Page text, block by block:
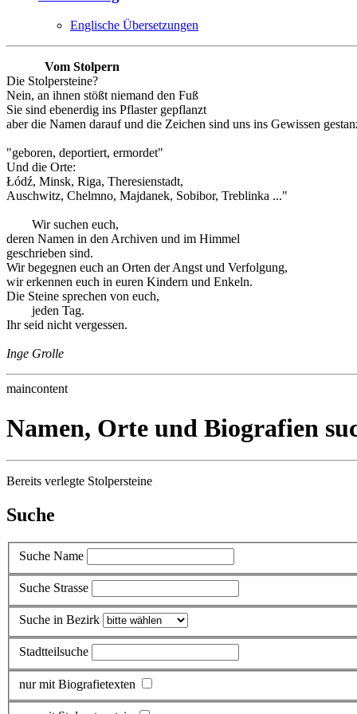
Englische Übersetzungen
Vom Stolpern
Die Stolpersteine?
Nein, an ihnen stößt niemand den Fuß
Sie sind ebenerdig ins Pflaster gepflanzt
aber die Namen darauf und die Zeichen sind uns ins Gewissen
"geboren, deportiert, ermordet"
Und die Orte:
Łódź, Minsk, Riga, Theresienstadt,
Auschwitz, Chelmno, Majdanek, Sobibor, Treblinka ..."
Wir suchen euch,
deren Namen in den Archiven und im Himmel
geschrieben sind.
Wir begegnen euch an Orten der Angst und Verfolgung,
wir erkennen euch in euren Kindern und Enkeln.
Die Steine sprechen von euch,
jeden Tag.
Ihr seid nicht vergessen.
Inge Grolle
maincontent
Namen, Orte und Biografien
Bereits verlegte Stolpersteine
Suche
Suche Name
Suche Strasse
Suche in Bezirk
Stadtteilsuche
nur mit Biografietexten